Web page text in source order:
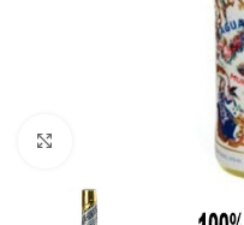
Klik om te vergroten